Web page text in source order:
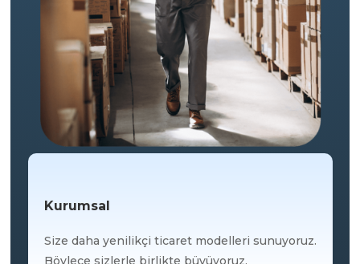
Kurumsal
Size daha yenilikçi ticaret modelleri sunuyoruz.
Böylece sizlerle birlikte büyüyoruz.